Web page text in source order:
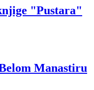
"Pustara"
Manastiru